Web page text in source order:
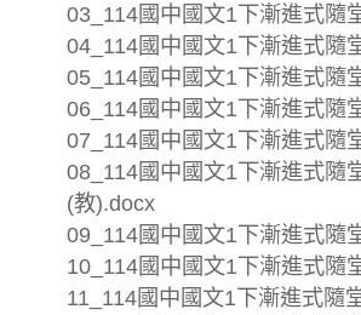
03_114國中國文1下漸進式隨
04_114國中國文1下漸進式隨
05_114國中國文1下漸進式隨
06_114國中國文1下漸進式隨
07_114國中國文1下漸進式隨
08_114國中國文1下漸進式隨
(教).docx
09_114國中國文1下漸進式隨
10_114國中國文1下漸進式隨
11_114國中國文1下漸進式隨